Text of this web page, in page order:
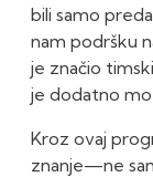
bili samo
nam podršku
je značio
je dodatno
Kroz ovaj
znanje—ne